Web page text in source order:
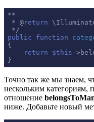
**
* @return
public
function
{
return
$this -
}
Точно так же мы знаем,
нескольким
отношение
ниже. Добавьте новый